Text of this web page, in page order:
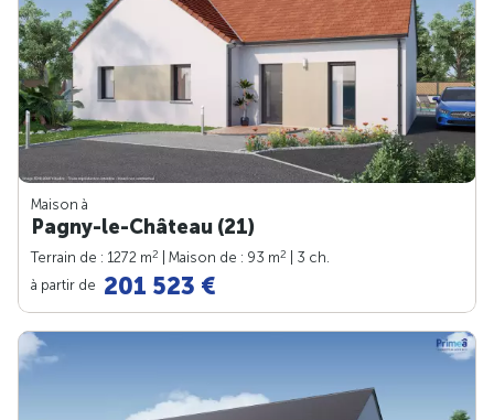
Maison à
Pagny-le-Château (21)
Terrain de : 1272 m2 | Maison de : 93 m2
| 3 ch.
à partir de 201 523 €